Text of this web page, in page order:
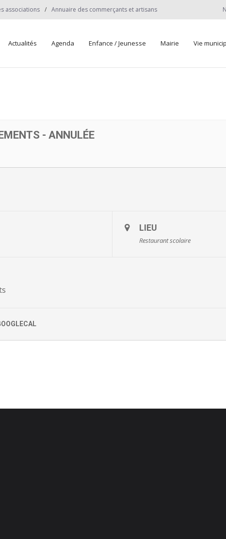
associations Annuaire des commerçants et artisans
Actualités Agenda Enfance / Jeunesse Mairie Vie
- ANNULÉE
LIEU
Restaurant scolaire